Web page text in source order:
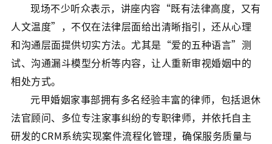
现场不少听众表示，讲座内容“既有法律高度，又有
人文温度”，不仅在法律层面给出清晰指引，还从心理
和沟通层面提供切实方法。尤其是“爱的五种语言”测
试、沟通漏斗模型分析等内容，让人重新审视婚姻中的
相处方式。
元甲婚姻家事部拥有多名经验丰富的律师，包括退休
法官顾问、多位专注家事纠纷的专职律师，并依托自主
研发的CRM系统实现案件流程化管理，确保服务质量与